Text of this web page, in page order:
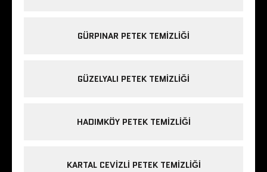
GÜRPINAR PETEK TEMIZLIĞI
GÜZELYALI PETEK TEMIZLIĞI
HADIMKÖY PETEK TEMIZLIĞI
KARTAL CEVIZLI PETEK TEMIZLIĞI